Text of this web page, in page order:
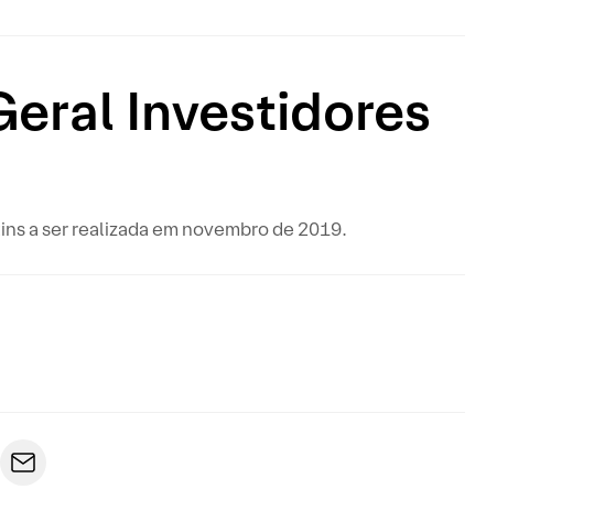
Investidores
a ser realizada em novembro de 2019.